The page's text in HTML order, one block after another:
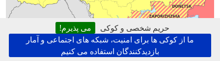
حریم شخصی و کوکی
می پذیرم!
ما از کوکی ها برای امنیت، شبکه های اجتماعی و آمار
بازدیدکنندگان استفاده می کنیم
حدس و گمان درباره تقسیمات خاک اوکراین